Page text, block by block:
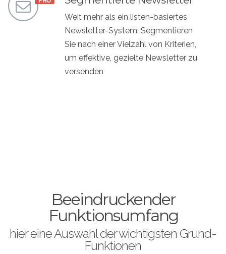
Weit mehr als ein listen-basiertes
Newsletter-System: Segmentieren
Sie nach einer Vielzahl von Kriterien,
um effektive, gezielte Newsletter zu
versenden
Beeindruckender
Funktionsumfang
hier eine Auswahl der wichtigsten Grund-
Funktionen